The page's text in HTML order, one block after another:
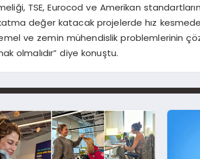
TSE, Eurocod ve Amerikan
değer katacak projelerde hız
ve zemin mühendislik problemlerinin
olmalıdır” diye konuştu.